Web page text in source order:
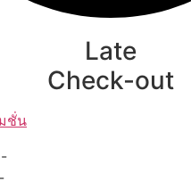
Late
Check-out
ชั่น